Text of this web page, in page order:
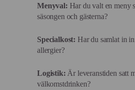
Menyval: Har du valt en meny
säsongen och gästerna?
Specialkost: Har du samlat in
allergier?
Logistik: Är leveranstiden satt
välkomstdrinken?